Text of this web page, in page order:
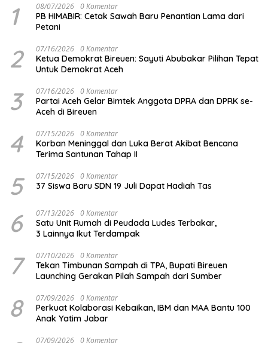
1 08/07/2026 0 Komentar
PB HIMABIR: Cetak Sawah Baru Penantian Lama dari
Petani
2 07/16/2026 0 Komentar
Ketua Demokrat Bireuen: Sayuti Abubakar Pilihan Tepat
Untuk Demokrat Aceh
3 07/16/2026 0 Komentar
Partai Aceh Gelar Bimtek Anggota DPRA dan DPRK se-
Aceh di Bireuen
4 07/15/2026 0 Komentar
Korban Meninggal dan Luka Berat Akibat Bencana
Terima Santunan Tahap II
5 07/15/2026 0 Komentar
37 Siswa Baru SDN 19 Juli Dapat Hadiah Tas
6 07/13/2026 0 Komentar
Satu Unit Rumah di Peudada Ludes Terbakar,
3 Lainnya Ikut Terdampak
7 07/10/2026 0 Komentar
Tekan Timbunan Sampah di TPA, Bupati Bireuen
Launching Gerakan Pilah Sampah dari Sumber
8 07/09/2026 0 Komentar
Perkuat Kolaborasi Kebaikan, IBM dan MAA Bantu 100
Anak Yatim Jabar
07/09/2026 0 Komentar